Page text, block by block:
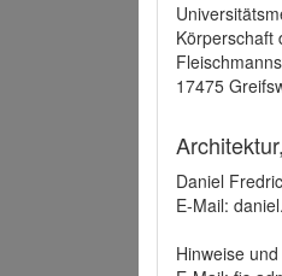
Körperschaft
17475
Daniel
E-Mail:
Hinweise